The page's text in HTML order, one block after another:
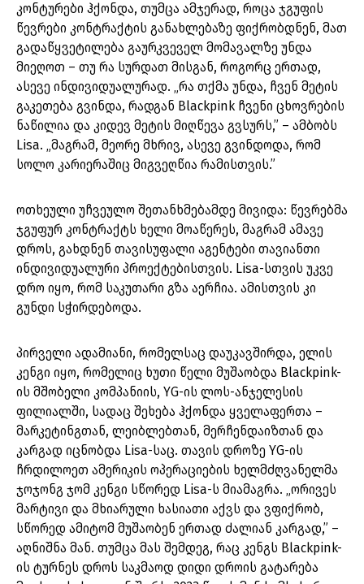
კონტურები ჰქონდა, თუმცა ამჯერად, როცა ჯგუფის
წევრები კონტრაქტის განახლებაზე ფიქრობდნენ, მათ
გადაწყვეტილება გაურკვეველ მომავალზე უნდა
მიეღოთ – თუ რა სურდათ მისგან, როგორც ერთად,
ასევე ინდივიდუალურად. „რა თქმა უნდა, ჩვენ მეტის
გაკეთება გვინდა, რადგან Blackpink ჩვენი ცხოვრების
ნაწილია და კიდევ მეტის მიღწევა გვსურს,” – ამბობს
Lisa. „მაგრამ, მეორე მხრივ, ასევე გვინდოდა, რომ
სოლო კარიერაშიც მიგვეღწია რამისთვის.”
ოთხეული უჩვეულო შეთანხმებამდე მივიდა: წევრებმა
ჯგუფურ კონტრაქტს ხელი მოაწერეს, მაგრამ ამავე
დროს, გახდნენ თავისუფალი აგენტები თავიანთი
ინდივიდუალური პროექტებისთვის. Lisa-სთვის უკვე
დრო იყო, რომ საკუთარი გზა აერჩია. ამისთვის კი
გუნდი სჭირდებოდა.
პირველი ადამიანი, რომელსაც დაუკავშირდა, ელის
კენგი იყო, რომელიც ხუთი წელი მუშაობდა Blackpink-
ის მშობელი კომპანიის, YG-ის ლოს-ანჯელესის
ფილიალში, სადაც შეხება ჰქონდა ყველაფერთა –
მარკეტინგთან, ლეიბლებთან, მერჩენდაიზთან და
კარგად იცნობდა Lisa-საც. თავის დროზე YG-ის
ჩრდილოეთ ამერიკის ოპერაციების ხელმძღვანელმა
ჯოჯონგ ჯომ კენგი სწორედ Lisa-ს მიამაგრა. „ორივეს
მარტივი და მხიარული ხასიათი აქვს და ვფიქრობ,
სწორედ ამიტომ მუშაობენ ერთად ძალიან კარგად,” –
აღნიშნა მან. თუმცა მას შემდეგ, რაც კენგს Blackpink-
ის ტურნეს დროს საკმაოდ დიდი დროის გატარება